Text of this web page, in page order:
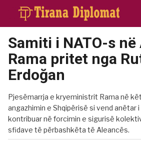
Samiti i NATO-s në
Rama pritet nga
Erdoğan
Pjesëmarrja e kryeministrit Rama në
angazhimin e Shqipërisë si vend anëtar
kontribuar në forcimin e sigurisë
sfidave të përbashkëta të Aleancës.